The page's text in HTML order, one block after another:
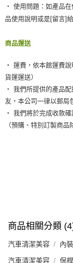
‧ 使用問題：如產品
品使用說明或是[留言]
商品運送
‧ 運費，依本館運費
貨運運送）
‧ 我們所提供的產品
友，本公司一律以郵局
‧ 我們將於完成收款
（預購、特別訂製商品
商品相關分類
汽車清潔美容 內
汽車清潔美容 保